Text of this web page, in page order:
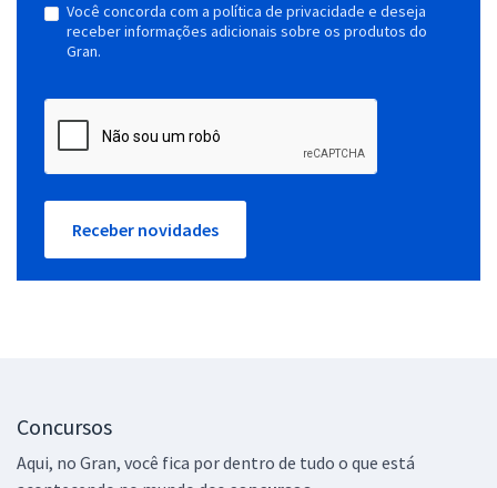
Você concorda com a política de privacidade e deseja
receber informações adicionais sobre os produtos do
Gran.
Receber novidades
Concursos
Aqui, no Gran, você fica por dentro de tudo o que está